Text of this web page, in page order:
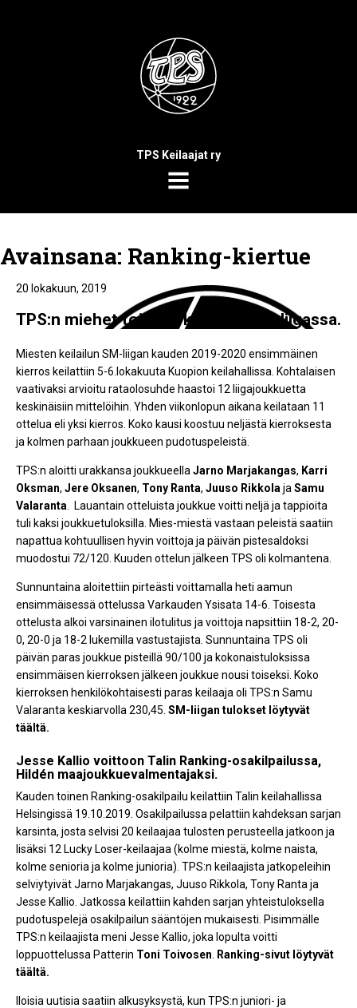
TPS Keilaajat ry
MENU
Avainsana: Ranking-kiertue
20 lokakuun, 2019
TPS:n miehet toisena keilailun SM-liigassa.
Miesten keilailun SM-liigan kauden 2019-2020 ensimmäinen
kierros keilattiin 5-6.lokakuuta Kuopion keilahallissa. Kohtalaisen
vaativaksi arvioitu rataolosuhde haastoi 12 liigajoukkuetta
keskinäisiin mittelöihin. Yhden viikonlopun aikana keilataan 11
ottelua eli yksi kierros. Koko kausi koostuu neljästä kierroksesta
ja kolmen parhaan joukkueen pudotuspeleistä.
TPS:n aloitti urakkansa joukkueella Jarno Marjakangas, Karri
Oksman, Jere Oksanen, Tony Ranta, Juuso Rikkola ja Samu
Valaranta . Lauantain otteluista joukkue voitti neljä ja tappioita
tuli kaksi joukkuetuloksilla. Mies-miestä vastaan peleistä saatiin
napattua kohtuullisen hyvin voittoja ja päivän pistesaldoksi
muodostui 72/120. Kuuden ottelun jälkeen TPS oli kolmantena.
Sunnuntaina aloitettiin pirteästi voittamalla heti aamun
ensimmäisessä ottelussa Varkauden Ysisata 14-6. Toisesta
ottelusta alkoi varsinainen ilotulitus ja voittoja napsittiin 18-2, 20-
0, 20-0 ja 18-2 lukemilla vastustajista. Sunnuntaina TPS oli
päivän paras joukkue pisteillä 90/100 ja kokonaistuloksissa
ensimmäisen kierroksen jälkeen joukkue nousi toiseksi. Koko
kierroksen henkilökohtaisesti paras keilaaja oli TPS:n Samu
Valaranta keskiarvolla 230,45. SM-liigan tulokset löytyvät
täältä.
Jesse Kallio voittoon Talin Ranking-osakilpailussa,
Hildén maajoukkuevalmentajaksi.
Kauden toinen Ranking-osakilpailu keilattiin Talin keilahallissa
Helsingissä 19.10.2019. Osakilpailussa pelattiin kahdeksan sarjan
karsinta, josta selvisi 20 keilaajaa tulosten perusteella jatkoon ja
lisäksi 12 Lucky Loser-keilaajaa (kolme miestä, kolme naista,
kolme senioria ja kolme junioria). TPS:n keilaajista jatkopeleihin
selviytyivät Jarno Marjakangas, Juuso Rikkola, Tony Ranta ja
Jesse Kallio. Jatkossa keilattiin kahden sarjan yhteistuloksella
pudotuspelejä osakilpailun sääntöjen mukaisesti. Pisimmälle
TPS:n keilaajista meni Jesse Kallio, joka lopulta voitti
loppuottelussa Patterin Toni Toivosen
Ranking-sivut löytyvät
täältä.
Iloisia uutisia saatiin alkusyksystä, kun TPS:n juniori- ja